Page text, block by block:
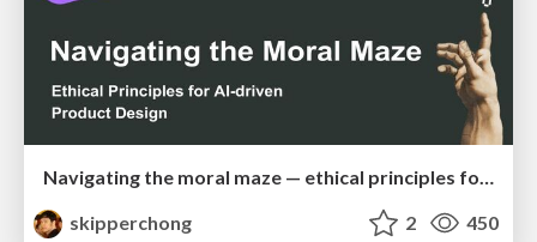
skipperchong
2 450